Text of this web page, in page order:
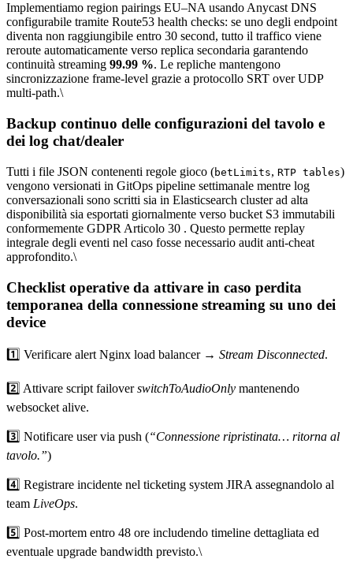
Implementiamo region pairings EU–NA usando Anycast DNS
configurabile tramite Route53 health checks: se uno degli endpoint
diventa non raggiungibile entro 30 second, tutto il traffico viene
reroute automaticamente verso replica secondaria garantendo
continuità streaming 99.​99 %. Le repliche mantengono
sincronizzazione frame-level grazie a protocollo SRT over UDP
multi-path.\
Backup continuo delle configurazioni del tavolo e
dei log chat/dealer
Tutti i file JSON contenenti regole gioco (betLimits, RTP tables)
vengono versionati in GitOps pipeline settimanale mentre log
conversazionali sono scritti sia in Elasticsearch cluster ad alta
disponibilità sia esportati giornalmente verso bucket S3 immutabili
conformemente GDPR Articolo 30 . Questo permette replay
integrale degli eventi nel caso fosse necessario audit anti‐cheat
approfondito.\
Checklist operative da attivare in caso perdita
temporanea della connessione streaming su uno dei
device
1️⃣ Verificare alert Nginx load balancer → Stream Disconnected.
2️⃣ Attivare script failoverswitchToAudioOnly mantenendo
websocket alive.
3️⃣ Notificare user via push (“Connessione ripristinata… ritorna al
tavolo.”)
4️⃣ Registrare incidente nel ticketing system JIRA assegnandolo al
team LiveOps.
5️⃣ Post‐mortem entro 48 ore includendo timeline dettagliata ed
eventuale upgrade bandwidth previsto.\